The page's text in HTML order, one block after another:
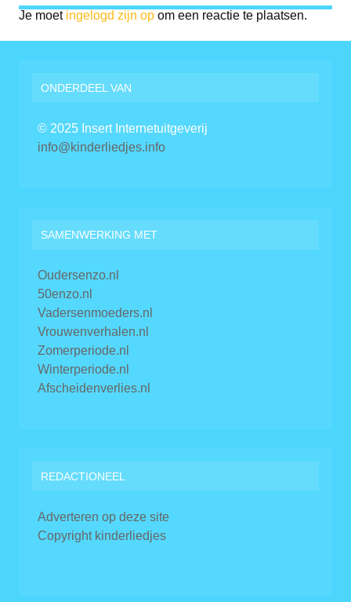
Je moet ingelogd zijn op om een reactie te plaatsen.
ONDERDEEL VAN
© 2025 Insert Internetuitgeverij
info@kinderliedjes.info
SAMENWERKING MET
Oudersenzo.nl
50enzo.nl
Vadersenmoeders.nl
Vrouwenverhalen.nl
Zomerperiode.nl
Winterperiode.nl
Afscheidenverlies.nl
REDACTIONEEL
Adverteren op deze site
Copyright kinderliedjes